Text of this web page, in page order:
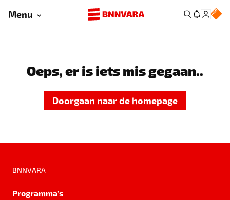
Menu
Oeps, er is iets mis gegaan..
Doorgaan naar de homepage
BNNVARA
Programma's